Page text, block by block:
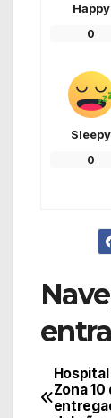
Happy
0
Sleepy
0
Zona 10